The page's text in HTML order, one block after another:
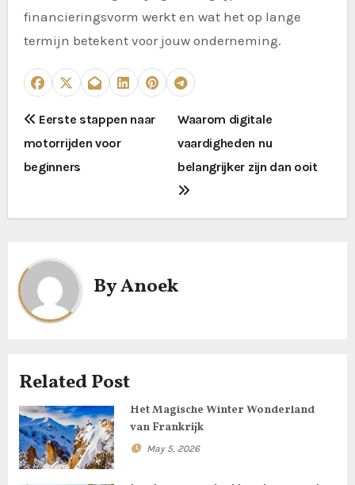
financieringsvorm werkt en wat het op lange
termijn betekent voor jouw onderneming.
P
o
t
n
a
v
g
a
t
Eerste stappen naar
motorrijden voor
beginners
Waarom digitale
vaardigheden nu
belangrijker zijn dan ooit
ByAnoek
Related Post
Het Magische Winter Wonderland
van Frankrijk
May 5, 2026